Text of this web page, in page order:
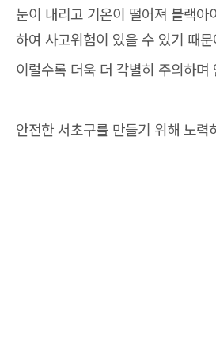
눈이 내리고 기온이 떨어져 블랙아
하여 사고위험이 있을 수 있기 때문
이럴수록 더욱 더 각별히 주의하며
안전한 서초구를 만들기 위해 노력